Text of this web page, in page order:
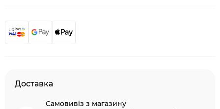
Доставка
Самовивіз з магазину